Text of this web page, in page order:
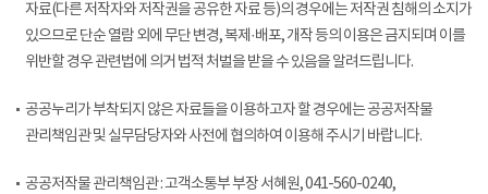
자료(다른 저작자와 저작권을 공유한 자료 등)의 경우에는 저작권 침해의 소지가
있으므로 단순 열람 외에 무단 변경, 복제·배포, 개작 등의 이용은 금지되며 이를
위반할 경우 관련법에 의거 법적 처벌을 받을 수 있음을 알려드립니다.
공공누리가 부착되지 않은 자료들을 이용하고자 할 경우에는 공공저작물
관리책임관 및 실무담당자와 사전에 협의하여 이용해 주시기 바랍니다.
공공저작물 관리책임관 : 고객소통부 부장 서혜원, 041-560-0240,